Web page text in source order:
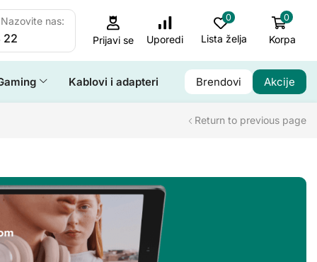
nas:
22 Prijavi se Uporedi
0
Lista želja
0
Korpa
Kablovi i adapteri Brendovi Akcije
Return to previous page